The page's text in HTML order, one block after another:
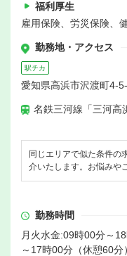
福利厚生
雇用保険、労災保険、
勤務地・アクセス
駅チカ
愛知県高浜市沢渡町4-
名鉄三河線「三河高
同じエリアで似た条件の
介いたします。お悩みや
勤務時間
月火水金:09時00分～
～17時00分（休憩60分）